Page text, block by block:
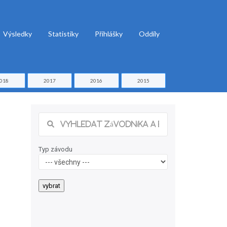
Výsledky Statistiky Přihlášky Oddíly
2017 2016 2015
Typ závodu